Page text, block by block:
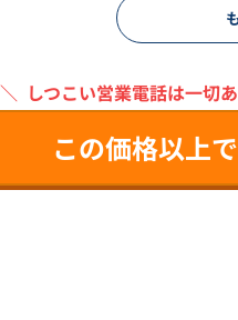
＼ しつこい営業電話は一切あ
この価格以上